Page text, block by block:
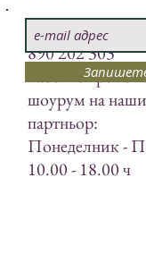
Свържете се с
890 202 303
Работно време
шоурум на
партньор:
Понеделник -
10.00 - 18.00ч